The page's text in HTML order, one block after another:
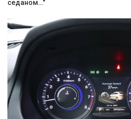
седаном…"